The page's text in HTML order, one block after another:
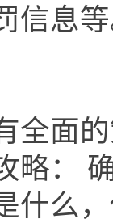
信息
全面
略：
什么